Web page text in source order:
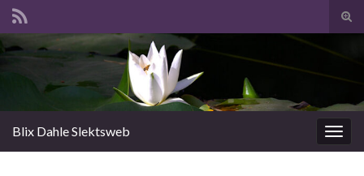
Slå
av/
Search for:
Slåu
av/på
Blix Dahle Slektsweb